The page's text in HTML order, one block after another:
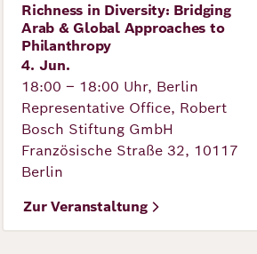
Veranstaltung
Richness in Diversity: Bridging
Arab & Global Approaches to
Philanthropy
4. Jun.
18:00 – 18:00 Uhr, Berlin
Representative Office, Robert
Bosch Stiftung GmbH
Französische Straße 32, 10117
Berlin
Zur Veranstaltung